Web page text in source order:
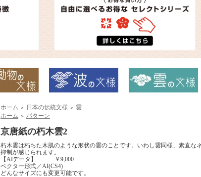
ホーム ＞ 日本の伝統文様 ＞ 雲
ホーム ＞ パターン
京唐紙の朽木雲2
朽木雲は朽ちた木肌のような形状の雲のことです。いわし雲同様、素直
抑制が感じられます。
【AIデータ】 ￥9,000
ベクター形式／AI(CS4)
どんなサイズにも変更可能です。